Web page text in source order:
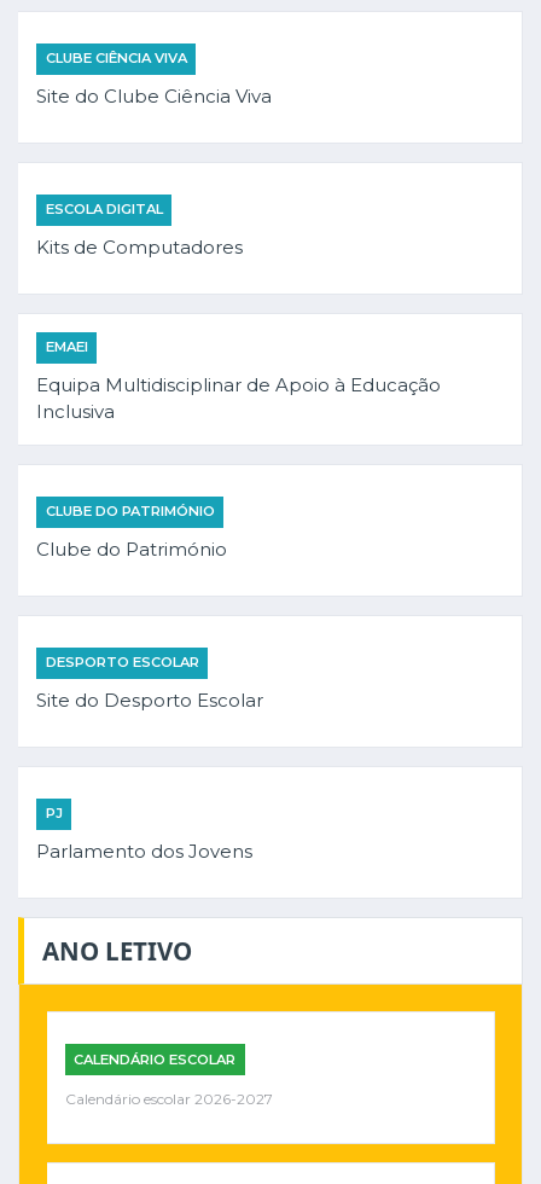
CLUBE CIÊNCIA VIVA
Site do Clube Ciência Viva
ESCOLA DIGITAL
Kits de Computadores
EMAEI
Equipa Multidisciplinar de Apoio à Educação
Inclusiva
CLUBE DO PATRIMÓNIO
Clube do Património
DESPORTO ESCOLAR
Site do Desporto Escolar
PJ
Parlamento dos Jovens
ANO LETIVO
CALENDÁRIO ESCOLAR
Calendário escolar 2026-2027